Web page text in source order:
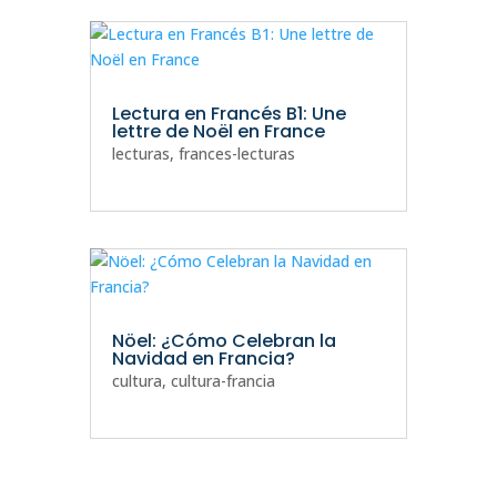
Lectura en Francés B1: Une
lettre de Noël en France
lecturas, frances-lecturas
Nöel: ¿Cómo Celebran la
Navidad en Francia?
cultura, cultura-francia